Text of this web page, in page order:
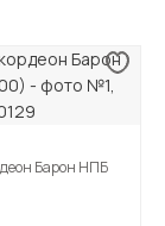
Барон НПБ